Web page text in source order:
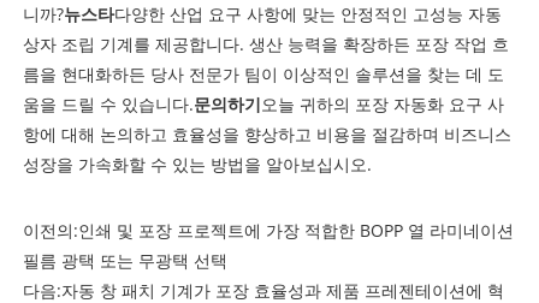
니까?뉴스타다양한 산업 요구 사항에 맞는 안정적인 고성능 자동
상자 조립 기계를 제공합니다. 생산 능력을 확장하든 포장 작업 흐
름을 현대화하든 당사 전문가 팀이 이상적인 솔루션을 찾는 데 도
움을 드릴 수 있습니다.문의하기오늘 귀하의 포장 자동화 요구 사
항에 대해 논의하고 효율성을 향상하고 비용을 절감하며 비즈니스
성장을 가속화할 수 있는 방법을 알아보십시오.
이전의:인쇄 및 포장 프로젝트에 가장 적합한 BOPP 열 라미네이션
필름 광택 또는 무광택 선택
다음:자동 창 패치 기계가 포장 효율성과 제품 프레젠테이션에 혁